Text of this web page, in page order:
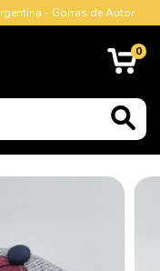
- Gorras de Autor
0